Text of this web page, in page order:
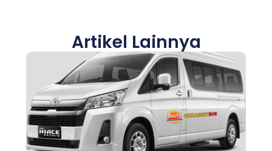
Artikel Lainnya